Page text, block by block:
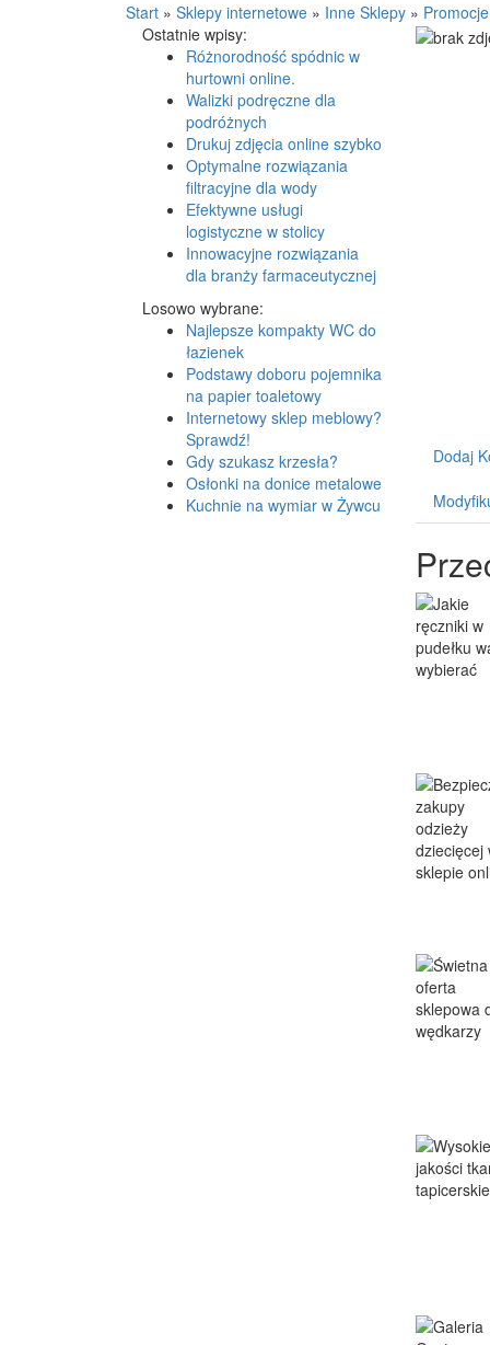
Start » Sklepy internetowe » Inne Sklepy »
Ostatnie wpisy:
Różnorodność spódnic w
hurtowni online.
Walizki podręczne dla
podróżnych
Drukuj zdjęcia online szybko
Optymalne rozwiązania
filtracyjne dla wody
Efektywne usługi
logistyczne w stolicy
Innowacyjne rozwiązania
dla branży farmaceutycznej
Losowo wybrane:
Najlepsze kompakty WC do
łazienek
Podstawy doboru pojemnika
na papier toaletowy
Internetowy sklep meblowy?
Sprawdź!
Gdy szukasz krzesła?
Osłonki na donice metalowe
Kuchnie na wymiar w Żywcu
Dodaj